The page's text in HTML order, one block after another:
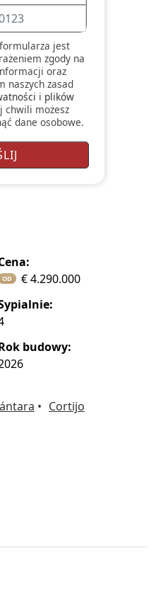
zgody na
oraz
naszych zasad
i plików
chwili możesz
dane osobowe.
cena:
OD
€ 4.290.000
sypialnie:
rok budowy:
2026
Cortijo